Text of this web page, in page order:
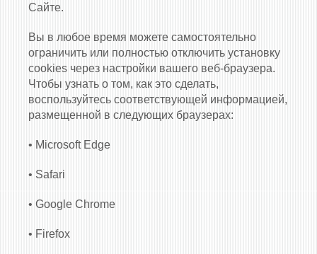
Сайте.
Вы в любое время можете самостоятельно
ограничить или полностью отключить установку
cookies через настройки вашего веб-браузера.
Чтобы узнать о том, как это сделать,
воспользуйтесь соответствующей информацией,
размещенной в следующих браузерах:
• Microsoft Edge
• Safari
• Google Chrome
• Firefox